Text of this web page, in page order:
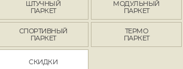
ШТУЧНЫЙ
ПАРКЕТ
МОДУЛЬНЫЙ
ПАРКЕТ
СПОРТИВНЫЙ
ПАРКЕТ
ТЕРМО
ПАРКЕТ
СКИДКИ